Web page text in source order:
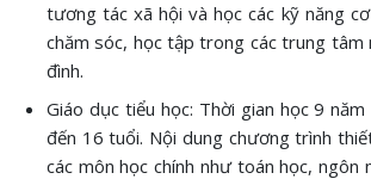
tương tác xã hội và học các kỹ năng
chăm sóc, học tập trong các trung tâm
đình.
Giáo dục tiểu học: Thời gian học 9
đến 16 tuổi. Nội dung chương trình
các môn học chính như toán học, ngôn